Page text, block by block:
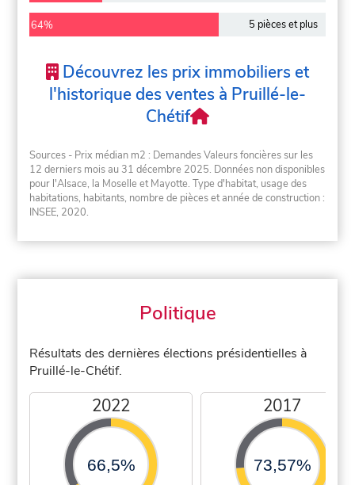
64% 5 pièces et plus
Découvrez les prix immobiliers et
l'historique des ventes à Pruillé-le-
Chétif
Sources - Prix médian m2 : Demandes Valeurs foncières sur les
12 derniers mois au 31 décembre 2025. Données non disponibles
pour l'Alsace, la Moselle et Mayotte. Type d'habitat, usage des
habitations, habitants, nombre de pièces et année de construction :
INSEE, 2020.
Politique
Résultats des dernières élections présidentielles à
Pruillé-le-Chétif.
2022
66,5%
2017
73,57%